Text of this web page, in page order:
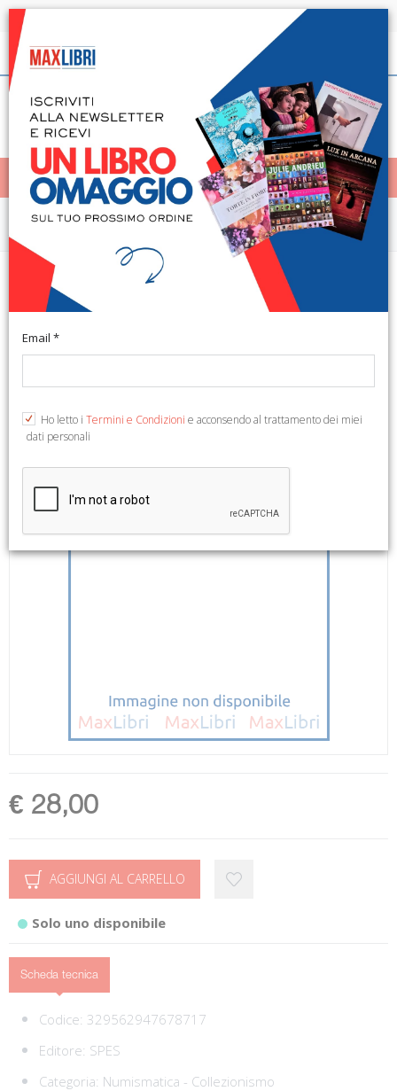
Spedizione in 24h per tutti i libri disponibili
Italiano
< Home
MENÙ
La seduzione dell'artigianato.
Artigianato nella storia
€ 28,00
AGGIUNGI AL CARRELLO
Solo uno disponibile
Scheda tecnica
Codice: 329562947678717
Editore: SPES
Categoria: Numismatica - Collezionismo
Email *
Ho letto i Termini e Condizioni e acconsendo al trattamento dei miei
dati personali